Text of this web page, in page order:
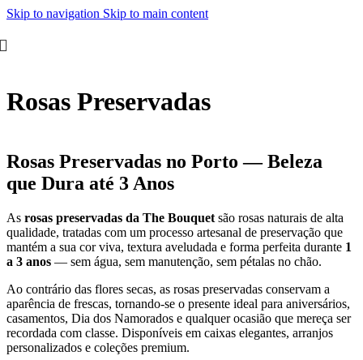
Skip to navigation Skip to main content
Rosas Preservadas
Rosas Preservadas no Porto — Beleza
que Dura até 3 Anos
As rosas preservadas da The Bouquet são rosas naturais de alta
qualidade, tratadas com um processo artesanal de preservação que
mantém a sua cor viva, textura aveludada e forma perfeita durante 1
a 3 anos — sem água, sem manutenção, sem pétalas no chão.
Ao contrário das flores secas, as rosas preservadas conservam a
aparência de frescas, tornando-se o presente ideal para aniversários,
casamentos, Dia dos Namorados e qualquer ocasião que mereça ser
recordada com classe. Disponíveis em caixas elegantes, arranjos
personalizados e coleções premium.